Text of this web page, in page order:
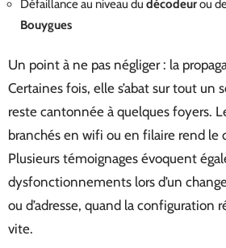
Défaillance au niveau du décodeurou
Bouygues
Un point à ne pas négliger : la
Certaines fois, elle s’abat sur tout un
reste cantonnée à quelques foyers.
branchés en wifi ou en filaire rend le
Plusieurs témoignages évoquent
dysfonctionnements lors d’un
ou d’adresse, quand la configuration
vite.